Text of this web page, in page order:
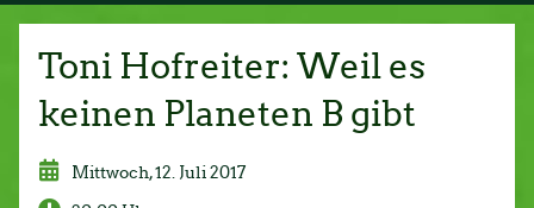
Toni Hofreiter: Weil es
keinen Planeten B gibt
Mittwoch, 12. Juli 2017